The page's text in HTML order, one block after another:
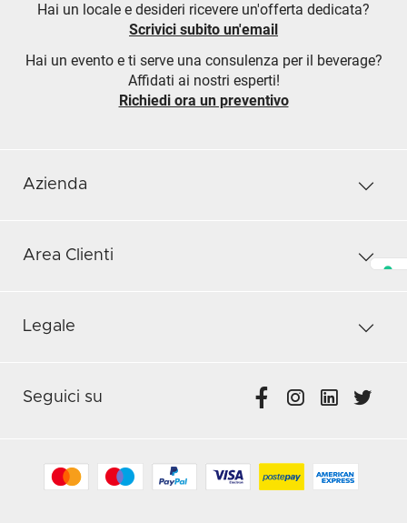
Hai un locale e desideri ricevere un'offerta dedicata?
Scrivici subito un'email
Hai un evento e ti serve una consulenza per il beverage?
Affidati ai nostri esperti!
Richiedi ora un preventivo
Azienda
Area Clienti
Legale
Seguici su